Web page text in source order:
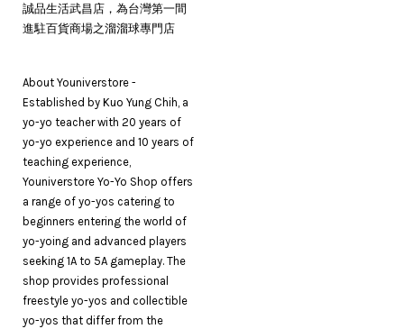
誠品生活武昌店，為台灣第一間
進駐百貨商場之溜溜球專門店
About Youniverstore -
Established by Kuo Yung Chih, a
yo-yo teacher with 20 years of
yo-yo experience and 10 years of
teaching experience,
Youniverstore Yo-Yo Shop offers
a range of yo-yos catering to
beginners entering the world of
yo-yoing and advanced players
seeking 1A to 5A gameplay. The
shop provides professional
freestyle yo-yos and collectible
yo-yos that differ from the